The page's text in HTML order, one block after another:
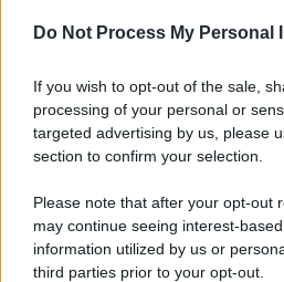
Do Not Process My Personal
If you wish to opt-out of the sale,
processing of your personal or
targeted advertising by us, please
section to confirm your selection.
Please note that after your opt-out
may continue seeing interest-
information utilized by us or
third parties prior to your opt-out.